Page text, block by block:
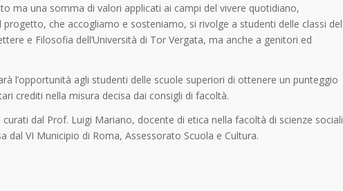
ma una somma di valori applicati ai campi del vivere quotidiano,
che accogliamo e sosteniamo, si rivolge a studenti delle classi del
e Filosofia dell’Università di Tor Vergata, ma anche a genitori ed
l’opportunità agli studenti delle scuole superiori di ottenere un punteggio
crediti nella misura decisa dai consigli di facoltà.
dal Prof. Luigi Mariano, docente di etica nella facoltà di scienze sociali
dal VI Municipio di Roma, Assessorato Scuola e Cultura.